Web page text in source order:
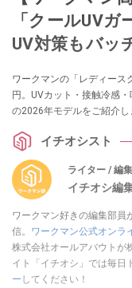
「クールUV
UV対策もバッ
ワークマンの「レディース
円。UVカット・接触冷感
の2026年モデルをご紹介し
イチオシスト
ライター / 編集
イチオシ編
ワークマン好きの編集部員
信。 ワークマン公式オンラ
株式会社オールアバウトが
イト「イチオシ」では毎日
ー してください！